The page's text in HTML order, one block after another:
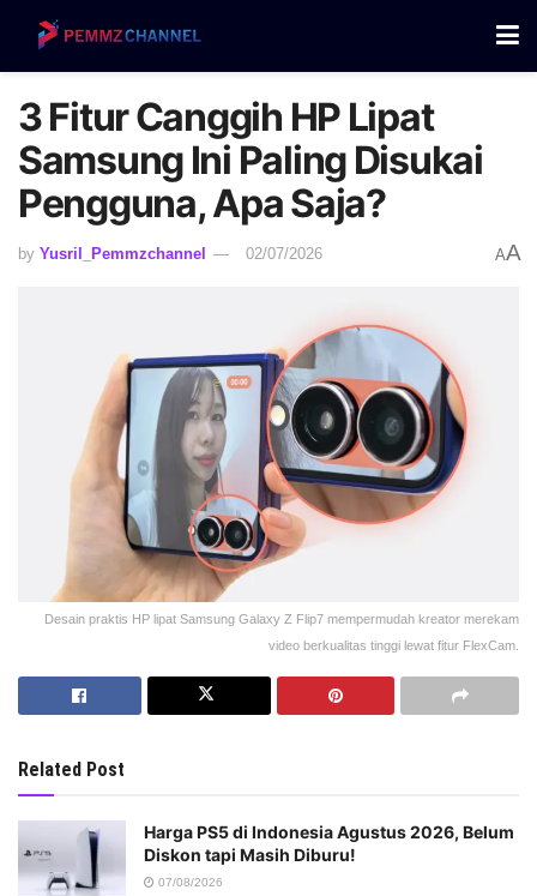
3 Fitur Canggih HP Lipat
Samsung Ini Paling Disukai
Pengguna, Apa Saja?
by Yusril_Pemmzchannel 02/07/2026 AA
Desain praktis HP lipat Samsung Galaxy Z Flip7 mempermudah kreator merekam
video berkualitas tinggi lewat fitur FlexCam.
Related Post
Harga PS5 di Indonesia Agustus 2026, Belum
Diskon tapi Masih Diburu!
07/08/2026